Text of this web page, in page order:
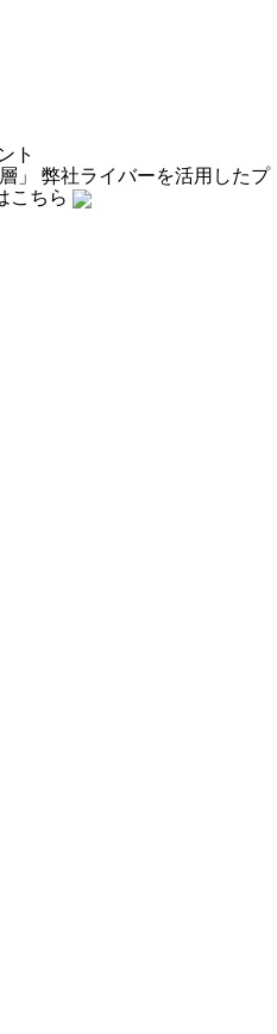
ト
弊社ライバーを活用したプ
こちら